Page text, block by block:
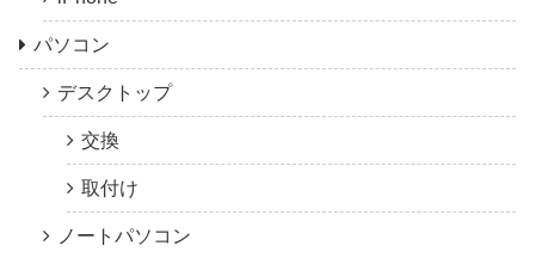
パソコン
デスクトップ
交換
取付け
ノートパソコン